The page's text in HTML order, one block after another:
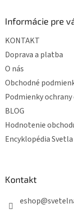
Informácie pre
KONTAKT
Doprava a platba
O nás
Obchodné
Podmienky
BLOG
Hodnotenie
Encyklopédia Svetla
Kontakt
eshop@